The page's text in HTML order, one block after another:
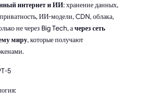
интернет и ИИ: хранение данных,
ИИ-модели, CDN, облака,
не через Big Tech, ачерез сеть
миру, которые получают
5